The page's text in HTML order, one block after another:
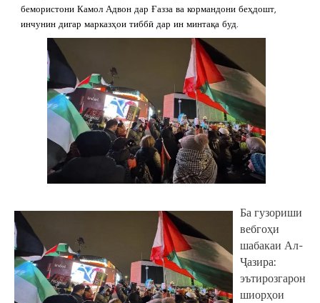
бемористони Камол Адвон дар Ғазза ва кормандони беҳдошт,
инчунин дигар марказҳои тиббӣ дар ин минтақа буд.
Ба гузориши
вебгоҳи
шабакаи Ал-
Ҷазира:
эътирозгарон
шиорҳои